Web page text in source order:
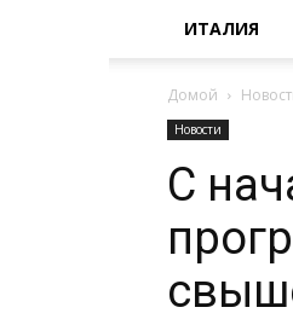
ИТАЛИЯ
Домой
Новости
С